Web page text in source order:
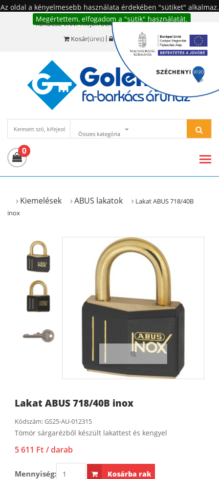
Az oldal a kényelmesebb használata érdekében "sütiket" alkalmaz.
Megértettem, elfogadom a "sütik" használatát.
KÉRDÉSE VAN? Hívjon bennünket!:+36 20 977-6494
Kosár(üres) Bejelentkezés
Összes kategória
0
Kiemelések ABUS lakatok
Lakat ABUS 718/40B
inox
Lakat ABUS 718/40B inox
Kódszám:GS25-AU-012315
Tömör sárgarézből készült lakattest és kengyel
5 611 Ft / darab
Mennyiség: Kosárba rak